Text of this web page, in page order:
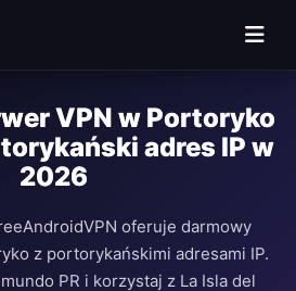
VPN w Portoryko
adres IP w
2026
oferuje darmowy
z portorykańskimi adresami IP.
PR i korzystaj z La Isla del